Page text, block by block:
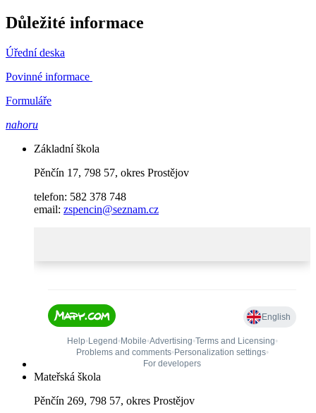
Důležité informace
Úřední deska
Povinné informace
Formuláře
nahoru
Základní škola
Pěnčín 17, 798 57, okres Prostějov
telefon: 582 378 748
email: zspencin@seznam.cz
Mateřská škola
Pěnčín 269, 798 57, okres Prostějov